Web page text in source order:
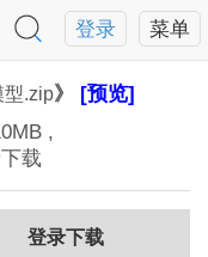
菜单
登录
型.zip》 [预览]
,
载
登录下载